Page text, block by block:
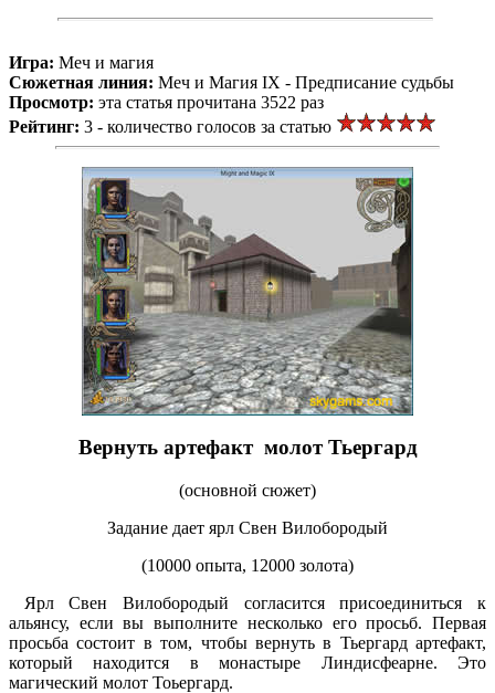
Игра: Меч и магия
Сюжетная линия: Меч и Магия IX - Предписание судьбы
Просмотр: эта статья прочитана 3522 раз
Рейтинг: 3 - количество голосов за статью
Вернуть артефакт молот Тьергард
(основной сюжет)
Задание дает ярл Свен Вилобородый
(10000 опыта, 12000 золота)
Ярл Свен Вилобородый согласится присоединиться к
альянсу, если вы выполните несколько его просьб. Первая
просьба состоит в том, чтобы вернуть в Тьергард артефакт,
который находится в монастыре Линдисфеарне. Это
магический молот Тоьергард.